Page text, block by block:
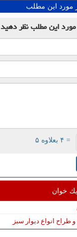
مورد این مطلب
این مطلبنظر دهید
= ۴ بعلاوه ۵
خوان
انواع دیوار سبز